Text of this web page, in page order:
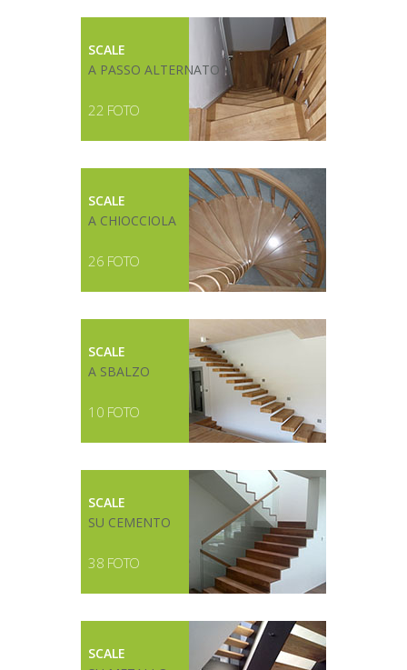
SCALE
A PASSO ALTERNATO
22 FOTO
SCALE
A CHIOCCIOLA
26 FOTO
SCALE
A SBALZO
10 FOTO
SCALE
SU CEMENTO
38 FOTO
SCALE